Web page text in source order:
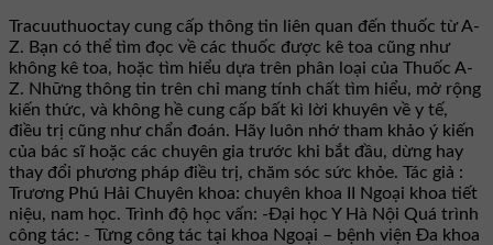
Tracuuthuoctay cung cấp thông tin liên quan đến thuốc từ A-
Z. Bạn có thể tìm đọc về các thuốc được kê toa cũng như
không kê toa, hoặc tìm hiểu dựa trên phân loại của Thuốc A-
Z. Những thông tin trên chỉ mang tính chất tìm hiểu, mở rộng
kiến thức, và không hề cung cấp bất kì lời khuyên về y tế,
điều trị cũng như chẩn đoán. Hãy luôn nhớ tham khảo ý kiến
của bác sĩ hoặc các chuyên gia trước khi bắt đầu, dừng hay
thay đổi phương pháp điều trị, chăm sóc sức khỏe. Tác giả :
Trương Phú Hải Chuyên khoa: chuyên khoa II Ngoại khoa tiết
niệu, nam học. Trình độ học vấn: -Đại học Y Hà Nội Quá trình
công tác: - Từng công tác tại khoa Ngoại – bệnh viện Đa khoa